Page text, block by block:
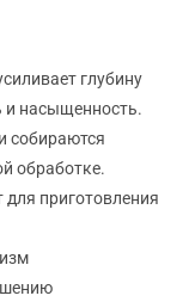
глубину
и насыщенность.
собираются
обработке.
для приготовления